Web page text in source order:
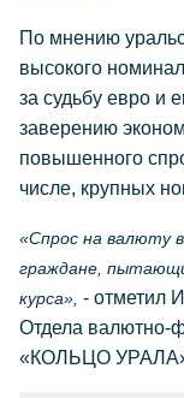
По мнению
высокого
за судьбу евро и
заверению
повышенного
числе, крупных
«Спрос на валюту
граждане,
курса», - отметил
Отдела
«КОЛЬЦО